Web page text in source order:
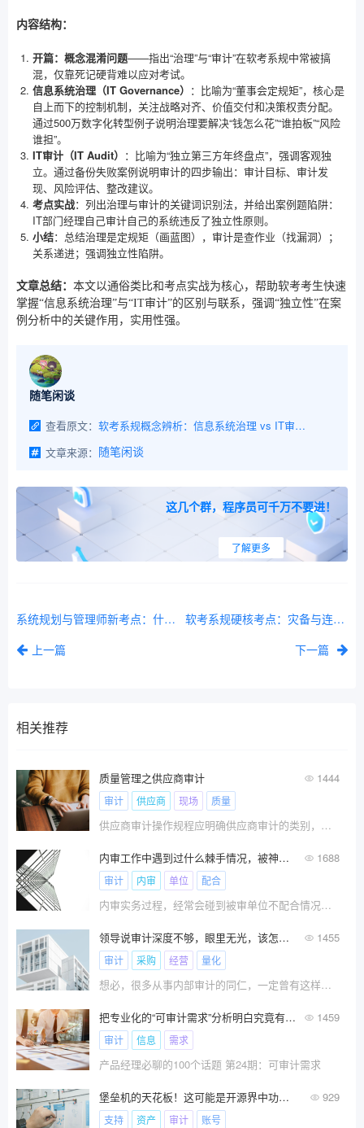
内容结构：
开篇：概念混淆问题——指出“治理”与“审计”在软考系规中常被搞
混，仅靠死记硬背难以应对考试。
信息系统治理（IT Governance） ：比喻为“董事会定规矩”，核心是
自上而下的控制机制，关注战略对齐、价值交付和决策权责分配。
通过500万数字化转型例子说明治理要解决“钱怎么花”“谁拍板”“风险
谁担”。
IT审计（IT Audit） ：比喻为“独立第三方年终盘点”，强调客观独
立。通过备份失败案例说明审计的四步输出：审计目标、审计发
现、风险评估、整改建议。
考点实战：列出治理与审计的关键词识别法，并给出案例题陷阱：
IT部门经理自己审计自己的系统违反了独立性原则。
小结：总结治理是定规矩（画蓝图），审计是查作业（找漏洞）；
关系递进；强调独立性陷阱。
文章总结： 本文以通俗类比和考点实战为核心，帮助软考考生快速
掌握“信息系统治理”与“IT审计”的区别与联系，强调“独立性”在案
例分析中的关键作用，实用性强。
随笔闲谈
查看原文：
软考系规概念辨析：信息系统治理 vs IT审计？这两个最容易搞混的概念，3分钟教你区分
文章来源：
随笔闲谈
这几个群，程序员可千万不要进！
了解更多
系统规划与管理师新考点：什么是“云原生系统规划”？用模块化积木逻辑解开疑惑
上一篇
软考系规硬核考点：灾备与连续性管理，教你搞懂RTO和RPO这两个生死指标
下一篇
相关推荐
质量管理之供应商审计 1444
审计 供应商 现场 质量
供应商审计操作规程应明确供应商审计的类别，一般分为书面审计和现场审计；审计方法分为远程审计、现场审计、远程审计+现场审计。
内审工作中遇到过什么棘手情况，被神单位不配合，要不到资料，如何办呢？ 1688
审计 内审 单位 配合
内审实务过程，经常会碰到被审单位不配合情况，比
领导说审计深度不够，眼里无光，该怎么办呢，应从哪里入手破局呢？ 1455
审计 采购 经营 量化
想必，很多从事内部审计的同仁，一定曾有这样类似
把专业化的“可审计需求”分析明白究竟有多香？ 1459
审计 信息 需求
产品经理必聊的100个话题 第24期：可审计需求
堡垒机的天花板！这可能是开源界中功能最强大的堡垒机 929
支持 资产 审计 账号